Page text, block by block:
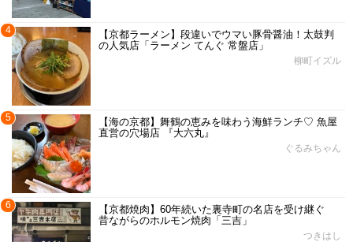
4
【京都ラーメン】段違いでウマい豚骨醤油！太鼓判
の人気店「ラーメン てんぐ 常盤店」
柳町イズル
5
【海の京都】舞鶴の恵みを味わう海鮮ランチ♡ 魚屋
直営の穴場店 『大六丸』
ぐるみちゃん
6
【京都焼肉】60年続いた裏寺町の名店を受け継ぐ
昔ながらのホルモン焼肉「三吉」
つきはし